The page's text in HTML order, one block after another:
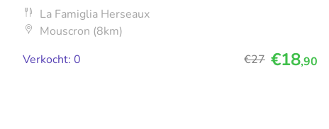
La Famiglia Herseaux
Mouscron (8km)
Verkocht: 0
€27 €18,90